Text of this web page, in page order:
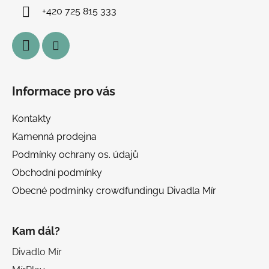
+420 725 815 333
Informace pro vás
Kontakty
Kamenná prodejna
Podmínky ochrany os. údajů
Obchodní podmínky
Obecné podmínky crowdfundingu Divadla Mír
Kam dál?
Divadlo Mír